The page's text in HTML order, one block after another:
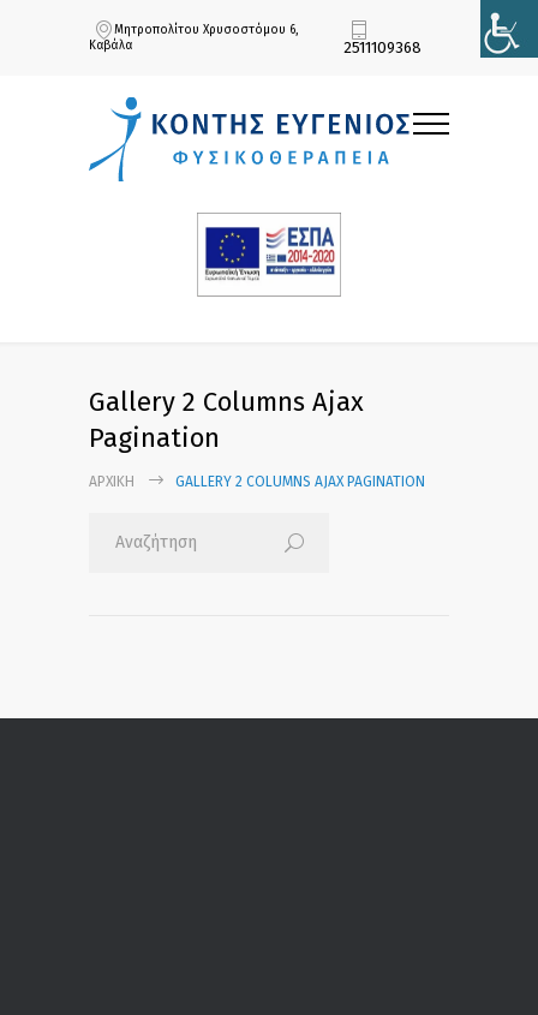
Μητροπολίτου Χρυσοστόμου 6,
Καβάλα
2511109368
Gallery 2 Columns Ajax
Pagination
ΑΡΧΙΚΉ GALLERY 2 COLUMNS AJAX PAGINATION